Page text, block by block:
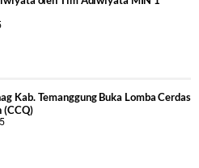
Kab. Temanggung Buka Lomba Cerdas
(CCQ)